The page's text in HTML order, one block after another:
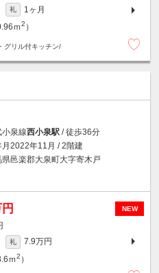
礼
1ヶ月
ｍ2 ）
グリル付キッチン/
小泉線西小泉駅 / 徒歩36分
月2022年11月 / 2階建
県邑楽郡大泉町大字寄木戸
NEW
礼
7.9万円
ｍ2 ）